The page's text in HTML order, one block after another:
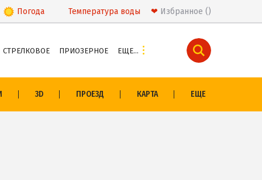
Погода Температура воды ❤ Избранное
СТРЕЛКОВОЕ ПРИОЗЕРНОЕ ЕЩЕ…
3D ПРОЕЗД КАРТА ЕЩЕ